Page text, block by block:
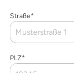
Straße*
PLZ*